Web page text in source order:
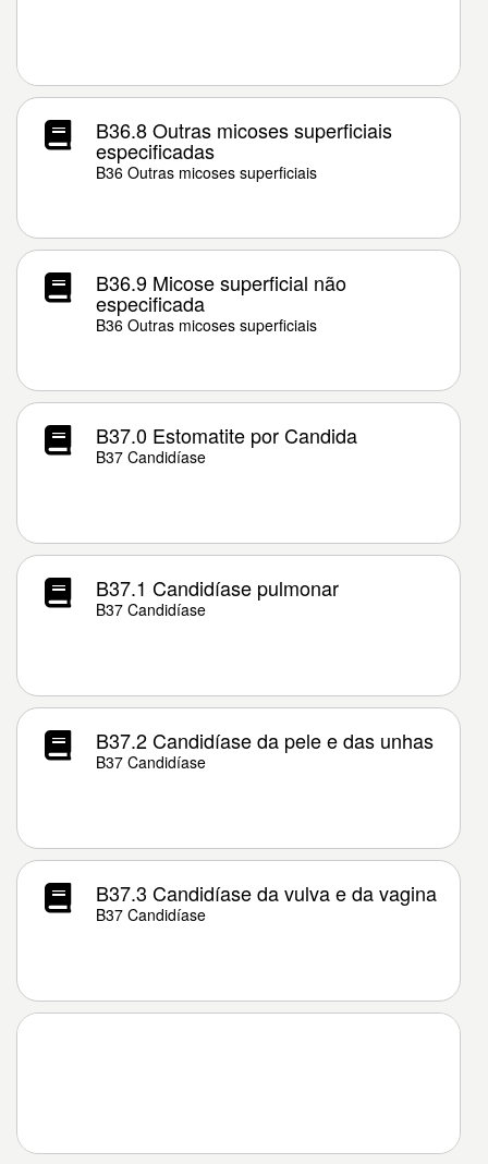
B36.8 Outras micoses superficiais
especificadas
B36 Outras micoses superficiais
B36.9 Micose superficial não
especificada
B36 Outras micoses superficiais
B37.0 Estomatite por Candida
B37 Candidíase
B37.1 Candidíase pulmonar
B37 Candidíase
B37.2 Candidíase da pele e das unhas
B37 Candidíase
B37.3 Candidíase da vulva e da vagina
B37 Candidíase